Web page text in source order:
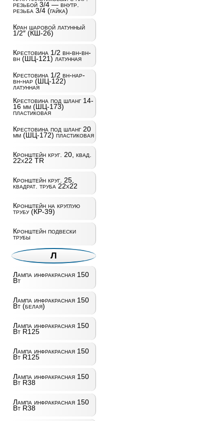
резьбой 3/4 — внутр.
резьба 3/4 (гайка)
Кран шаровой латунный
1/2″ (КШ-26)
Крестовина 1/2 вн-вн-вн-
вн (ШЦ-121) латунная
Крестовина 1/2 вн-нар-
вн-нар (ШЦ-122)
латунная
Крестовина под шланг 14-
16 мм (ШЦ-173)
пластиковая
Крестовина под шланг 20
мм (ШЦ-172) пластиковая
Кронштейн круг. 20, квад.
22х22 TR
Кронштейн круг. 25,
квадрат. труба 22х22
Кронштейн на круглую
трубу (КР-39)
Кронштейн подвески
трубы
Л
Лампа инфракрасная 150
Вт
Лампа инфракрасная 150
Вт (белая)
Лампа инфракрасная 150
Вт R125
Лампа инфракрасная 150
Вт R125
Лампа инфракрасная 150
Вт R38
Лампа инфракрасная 150
Вт R38